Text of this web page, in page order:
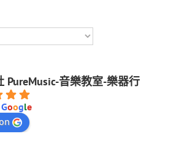
PureMusic-音樂教室-樂器行
Google